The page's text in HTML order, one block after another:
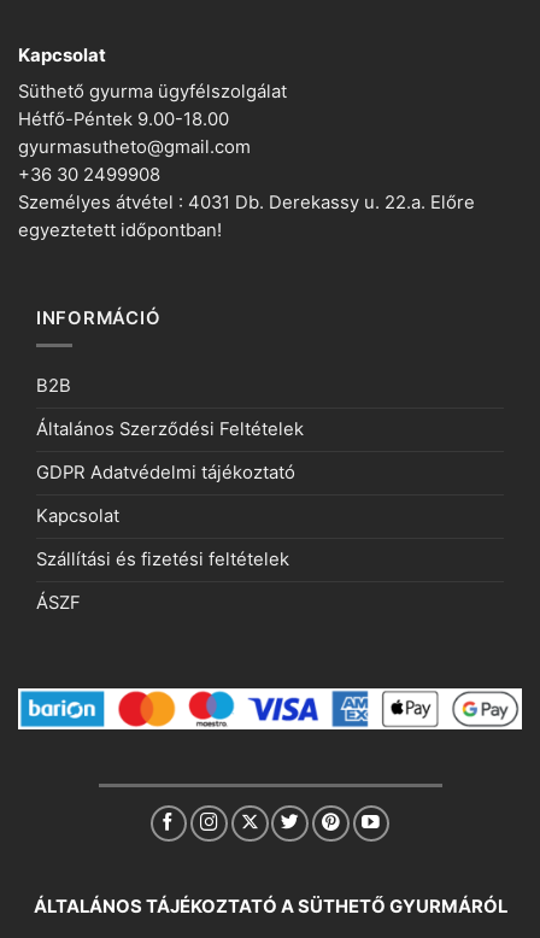
Kapcsolat
Süthető gyurma ügyfélszolgálat
Hétfő-Péntek 9.00-18.00
gyurmasutheto@gmail.com
+36 30 2499908
Személyes átvétel : 4031 Db. Derekassy u. 22.a. Előre
egyeztetett időpontban!
INFORMÁCIÓ
B2B
Általános Szerződési Feltételek
GDPR Adatvédelmi tájékoztató
Kapcsolat
Szállítási és fizetési feltételek
ÁSZF
ÁLTALÁNOS TÁJÉKOZTATÓ A SÜTHETŐ GYURMÁRÓL